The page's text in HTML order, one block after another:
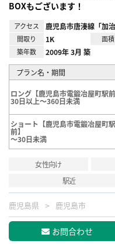
BOXもございます！
アクセス 鹿児島市唐湊線「加
間取り 1K 面積
築年数 2009年 3月 築
プラン名・期間
ロング【鹿児島市電鍛冶屋町駅前
30日以上～360日未満
ショート【鹿児島市電鍛冶屋町駅
前】
～30日未満
女性向け
駅近
鹿児島県 鹿児島市
お問合わせ